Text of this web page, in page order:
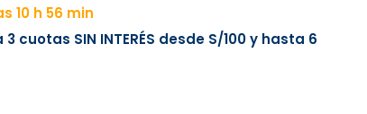
10 h 56 min
3 cuotas SIN INTERÉS desde S/100y hasta 6